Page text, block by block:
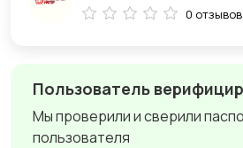
Пользователь
Мы проверили и сверили
пользователя
0 отзывов